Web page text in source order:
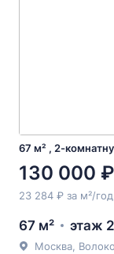
67 м² , 2-
130 000
23 284 ₽ за м²/год
67 м² этаж
Москва,